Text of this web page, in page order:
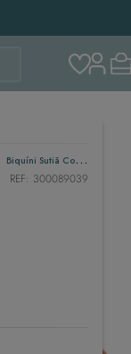
Biquíni Sutiã Cortininha Com Bojo Removível - Fantasia
REF: 300089039